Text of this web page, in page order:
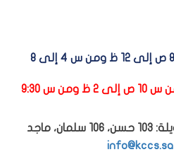
خلال الدوام الرسمي: من س 8 ص إلى 12 ظ ومن س 4 إلى 8
ملاحظة: خلال شهر رمضان: من س 10 ص إلى 2 ظ ومن س 9:30
تحويلة: 103 حسن، 106 سلمان، ماجد
info@kccs.sa